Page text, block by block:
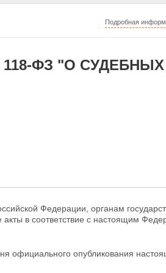
Подробная
ФЗ "О СУДЕБНЫХ
Федерации, органам
в соответствие с настоящим
официального опубликования